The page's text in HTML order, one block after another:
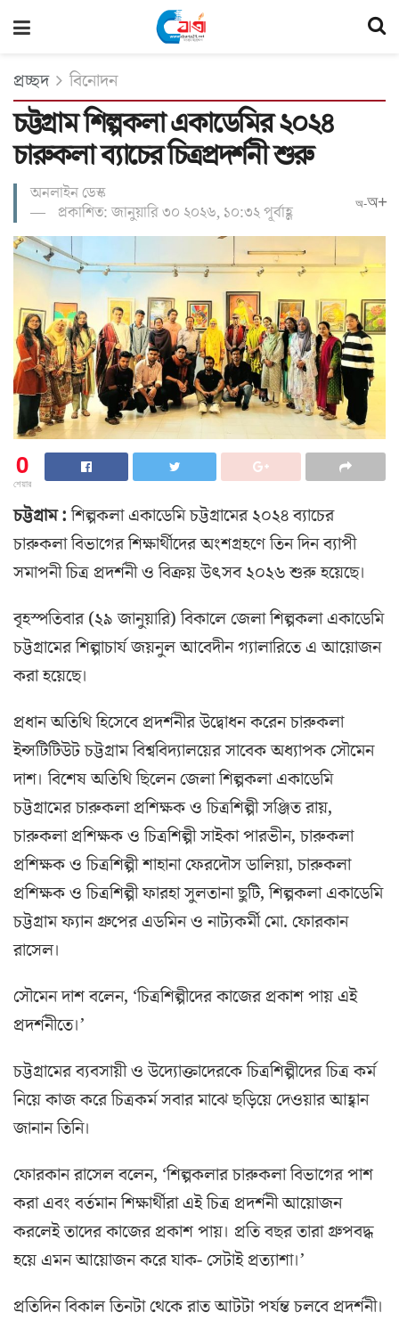
প্রচ্ছদ বিনোদন
চট্টগ্রাম শিল্পকলা একাডেমির ২০২৪
চারুকলা ব্যাচের চিত্রপ্রদর্শনী শুরু
অনলাইন ডেস্ক
প্রকাশিত: জানুয়ারি ৩০ ২০২৬, ১০:৩২ পূর্বাহ্ণ
অ-অ+
0
শেয়ার
চট্টগ্রাম :শিল্পকলা একাডেমি চট্টগ্রামের ২০২৪ ব্যাচের
চারুকলা বিভাগের শিক্ষার্থীদের অংশগ্রহণে তিন দিন ব্যাপী
সমাপনী চিত্র প্রদর্শনী ও বিক্রয় উৎসব ২০২৬ শুরু হয়েছে।
বৃহস্পতিবার (২৯ জানুয়ারি) বিকালে জেলা শিল্পকলা একাডেমি
চট্টগ্রামের শিল্পাচার্য জয়নুল আবেদীন গ্যালারিতে এ আয়োজন
করা হয়েছে।
প্রধান অতিথি হিসেবে প্রদর্শনীর উদ্বোধন করেন চারুকলা
ইন্সটিটিউট চট্টগ্রাম বিশ্ববিদ্যালয়ের সাবেক অধ্যাপক সৌমেন
দাশ। বিশেষ অতিথি ছিলেন জেলা শিল্পকলা একাডেমি
চট্টগ্রামের চারুকলা প্রশিক্ষক ও চিত্রশিল্পী সঞ্জিত রায়,
চারুকলা প্রশিক্ষক ও চিত্রশিল্পী সাইকা পারভীন, চারুকলা
প্রশিক্ষক ও চিত্রশিল্পী শাহানা ফেরদৌস ডালিয়া, চারুকলা
প্রশিক্ষক ও চিত্রশিল্পী ফারহা সুলতানা ছুটি, শিল্পকলা একাডেমি
চট্টগ্রাম ফ্যান গ্রুপের এডমিন ও নাট্যকর্মী মো. ফোরকান
রাসেল।
সৌমেন দাশ বলেন, ‘চিত্রশিল্পীদের কাজের প্রকাশ পায় এই
প্রদর্শনীতে।’
চট্টগ্রামের ব্যবসায়ী ও উদ্যোক্তাদেরকে চিত্রশিল্পীদের চিত্র কর্ম
নিয়ে কাজ করে চিত্রকর্ম সবার মাঝে ছড়িয়ে দেওয়ার আহ্বান
জানান তিনি।
ফোরকান রাসেল বলেন, ‘শিল্পকলার চারুকলা বিভাগের পাশ
করা এবং বর্তমান শিক্ষার্থীরা এই চিত্র প্রদর্শনী আয়োজন
করলেই তাদের কাজের প্রকাশ পায়। প্রতি বছর তারা গ্রুপবদ্ধ
হয়ে এমন আয়োজন করে যাক- সেটাই প্রত্যাশা।’
প্রতিদিন বিকাল তিনটা থেকে রাত আটটা পর্যন্ত চলবে প্রদর্শনী।